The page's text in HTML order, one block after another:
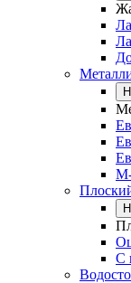
М-
С